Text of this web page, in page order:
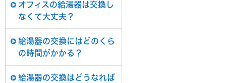
オフィスの給湯器は交換し
なくて大丈夫？
給湯器の交換にはどのくら
の時間がかかる？
給湯器の交換はどうなれば